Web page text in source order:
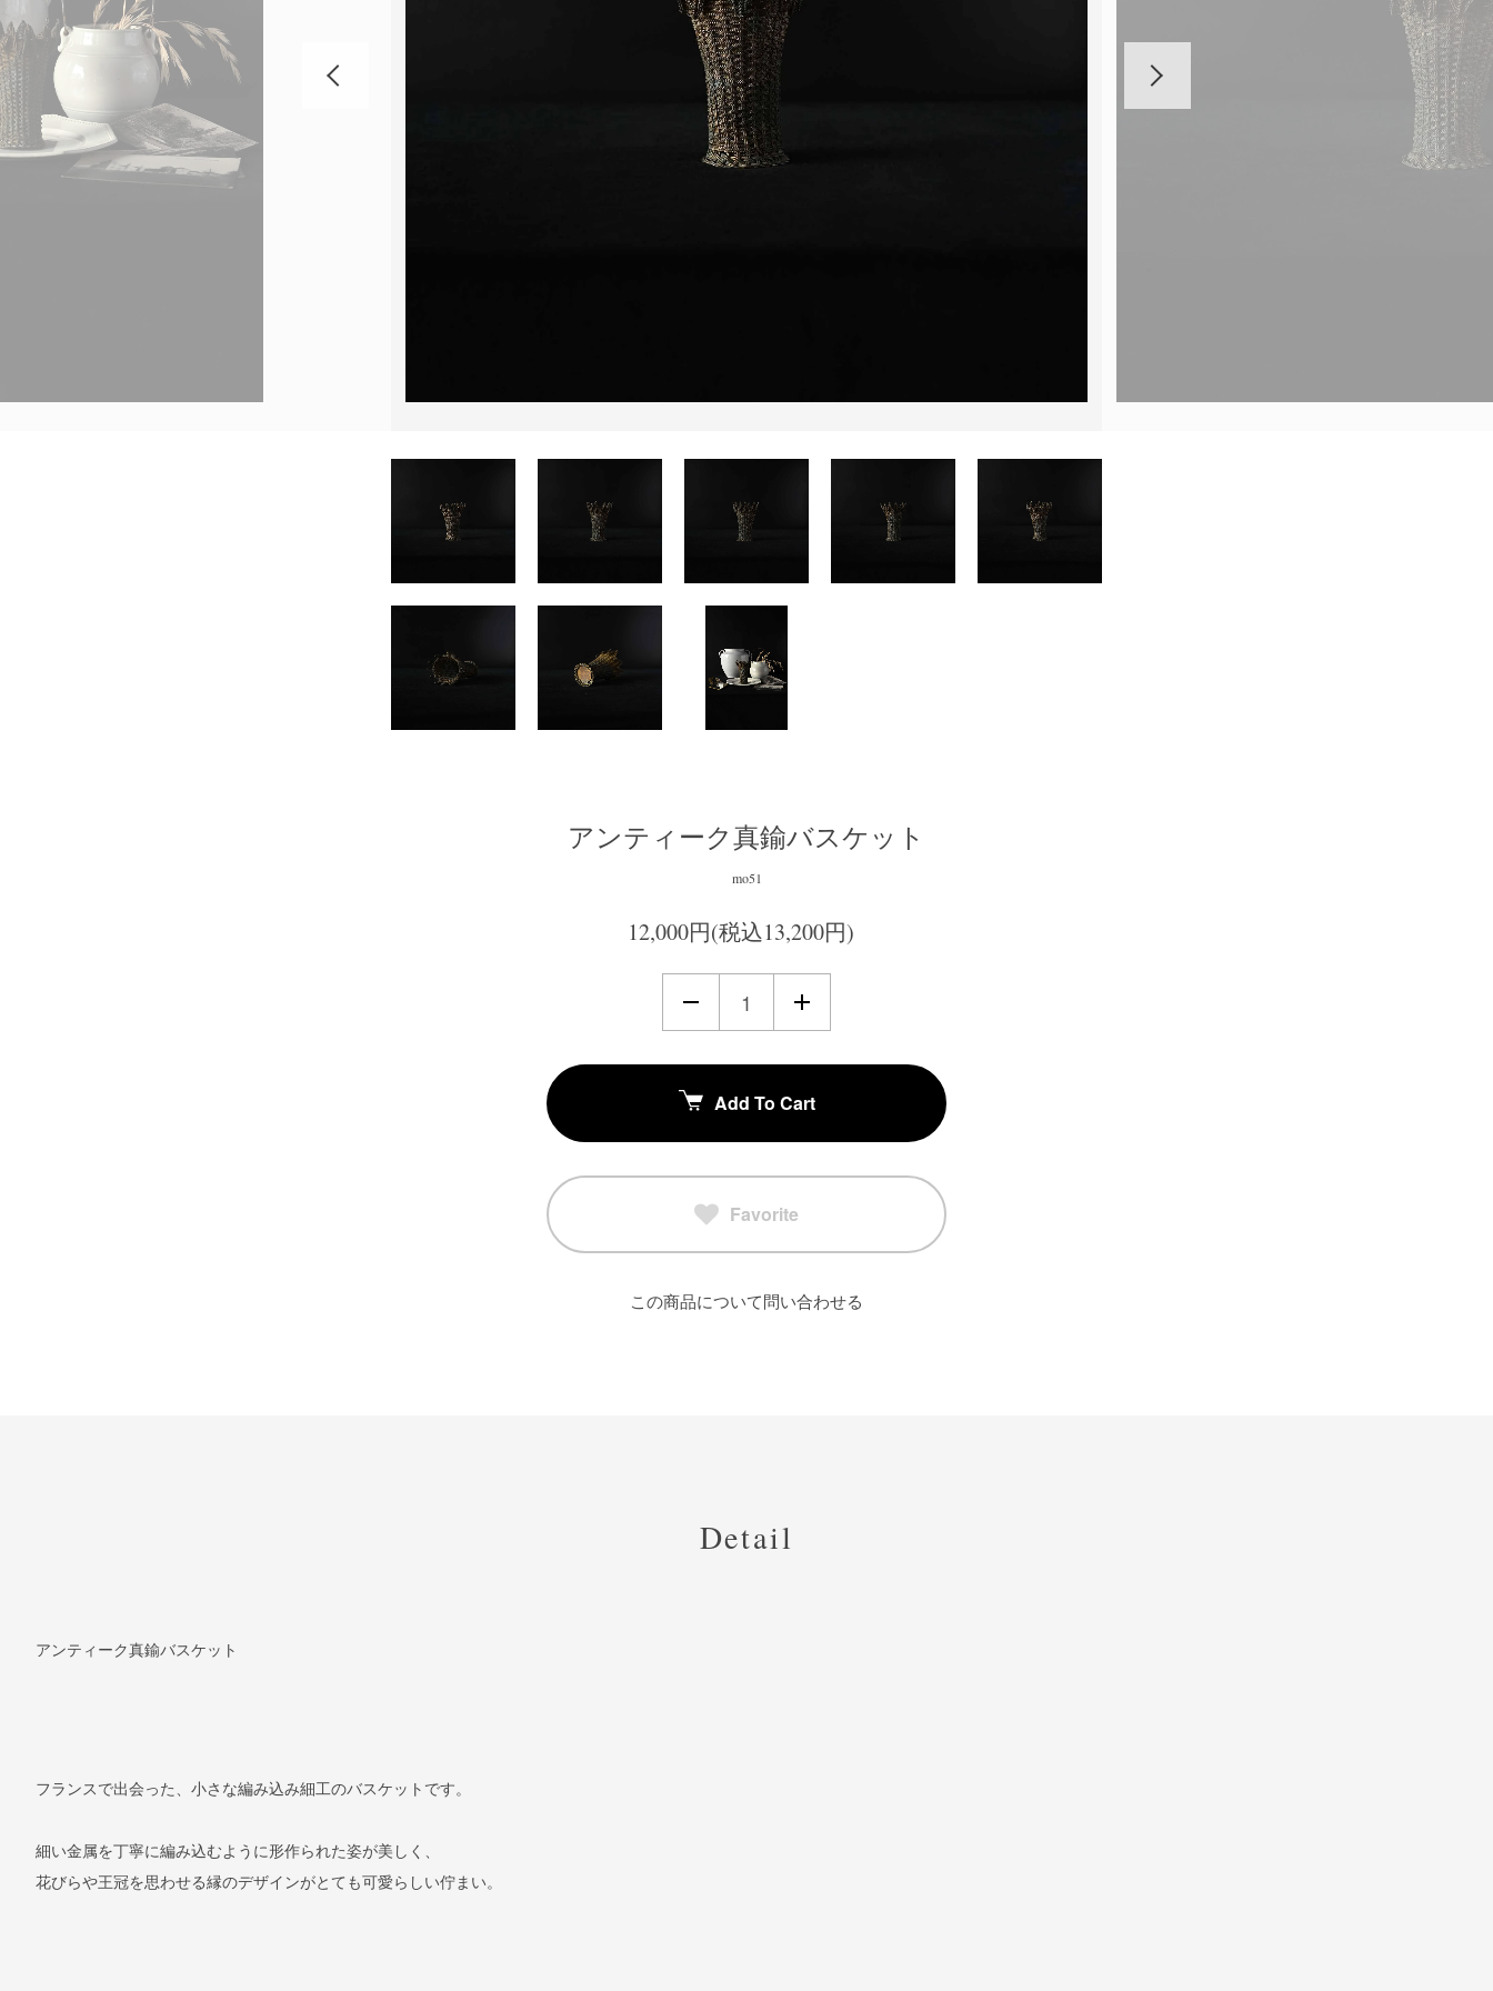
アンティーク真鍮バスケット
mo51
12,000円(税込13,200円)
Add To Cart
Favorite
この商品について問い合わせる
Detail
アンティーク真鍮バスケット
フランスで出会った、小さな編み込み細工のバスケットです。
細い金属を丁寧に編み込むように形作られた姿が美しく、
花びらや王冠を思わせる縁のデザインがとても可愛らしい佇まい。